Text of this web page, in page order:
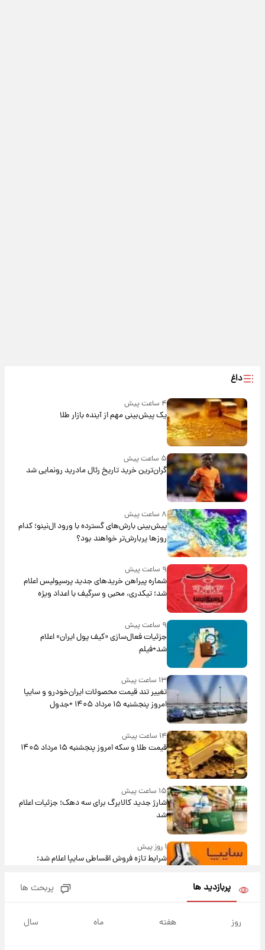
داغ
۴ ساعت پیش
یک پیش‌بینی مهم از آینده بازار طلا
۵ ساعت پیش
گران‌ترین خرید تاریخ رئال مادرید رونمایی شد
۸ ساعت پیش
پیش‌بینی بارش‌های گسترده با ورود ال‌نینو؛ کدام
روزها پربارش‌تر خواهند بود؟
۹ ساعت پیش
شماره پیراهن خریدهای جدید پرسپولیس اعلام
شد؛ تیکدری، محبی و سرگیف با اعداد ویژه
۹ ساعت پیش
جزئیات فعال‌سازی «کیف پول ایران» اعلام
شد+فیلم
۱۳ ساعت پیش
تغییر تند قیمت محصولات ایران‌خودرو و سایپا
امروز پنجشنبه ۱۵ مرداد ۱۴۰۵ +جدول
۱۴ ساعت پیش
قیمت طلا و سکه امروز پنجشنبه ۱۵ مرداد ۱۴۰۵
۱۵ ساعت پیش
شارژ جدید کالابرگ برای سه دهک؛ جزئیات اعلام
شد
۱ روز پیش
شرایط تازه فروش اقساطی سایپا اعلام شد؛
قیمت سکه و طلا فردا
پربازدید ها پربحث ها
روز هفته ماه سال